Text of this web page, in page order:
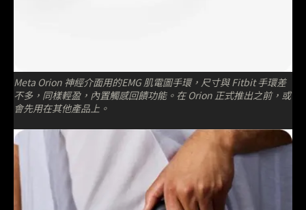
Meta Orion 神經介面用的EMG 肌電圖手環，尺寸與 Fitbit 手環差
不多，同樣輕盈，內置觸感回饋功能。在 Orion 正式推出之前，或
會先用在其他產品上。